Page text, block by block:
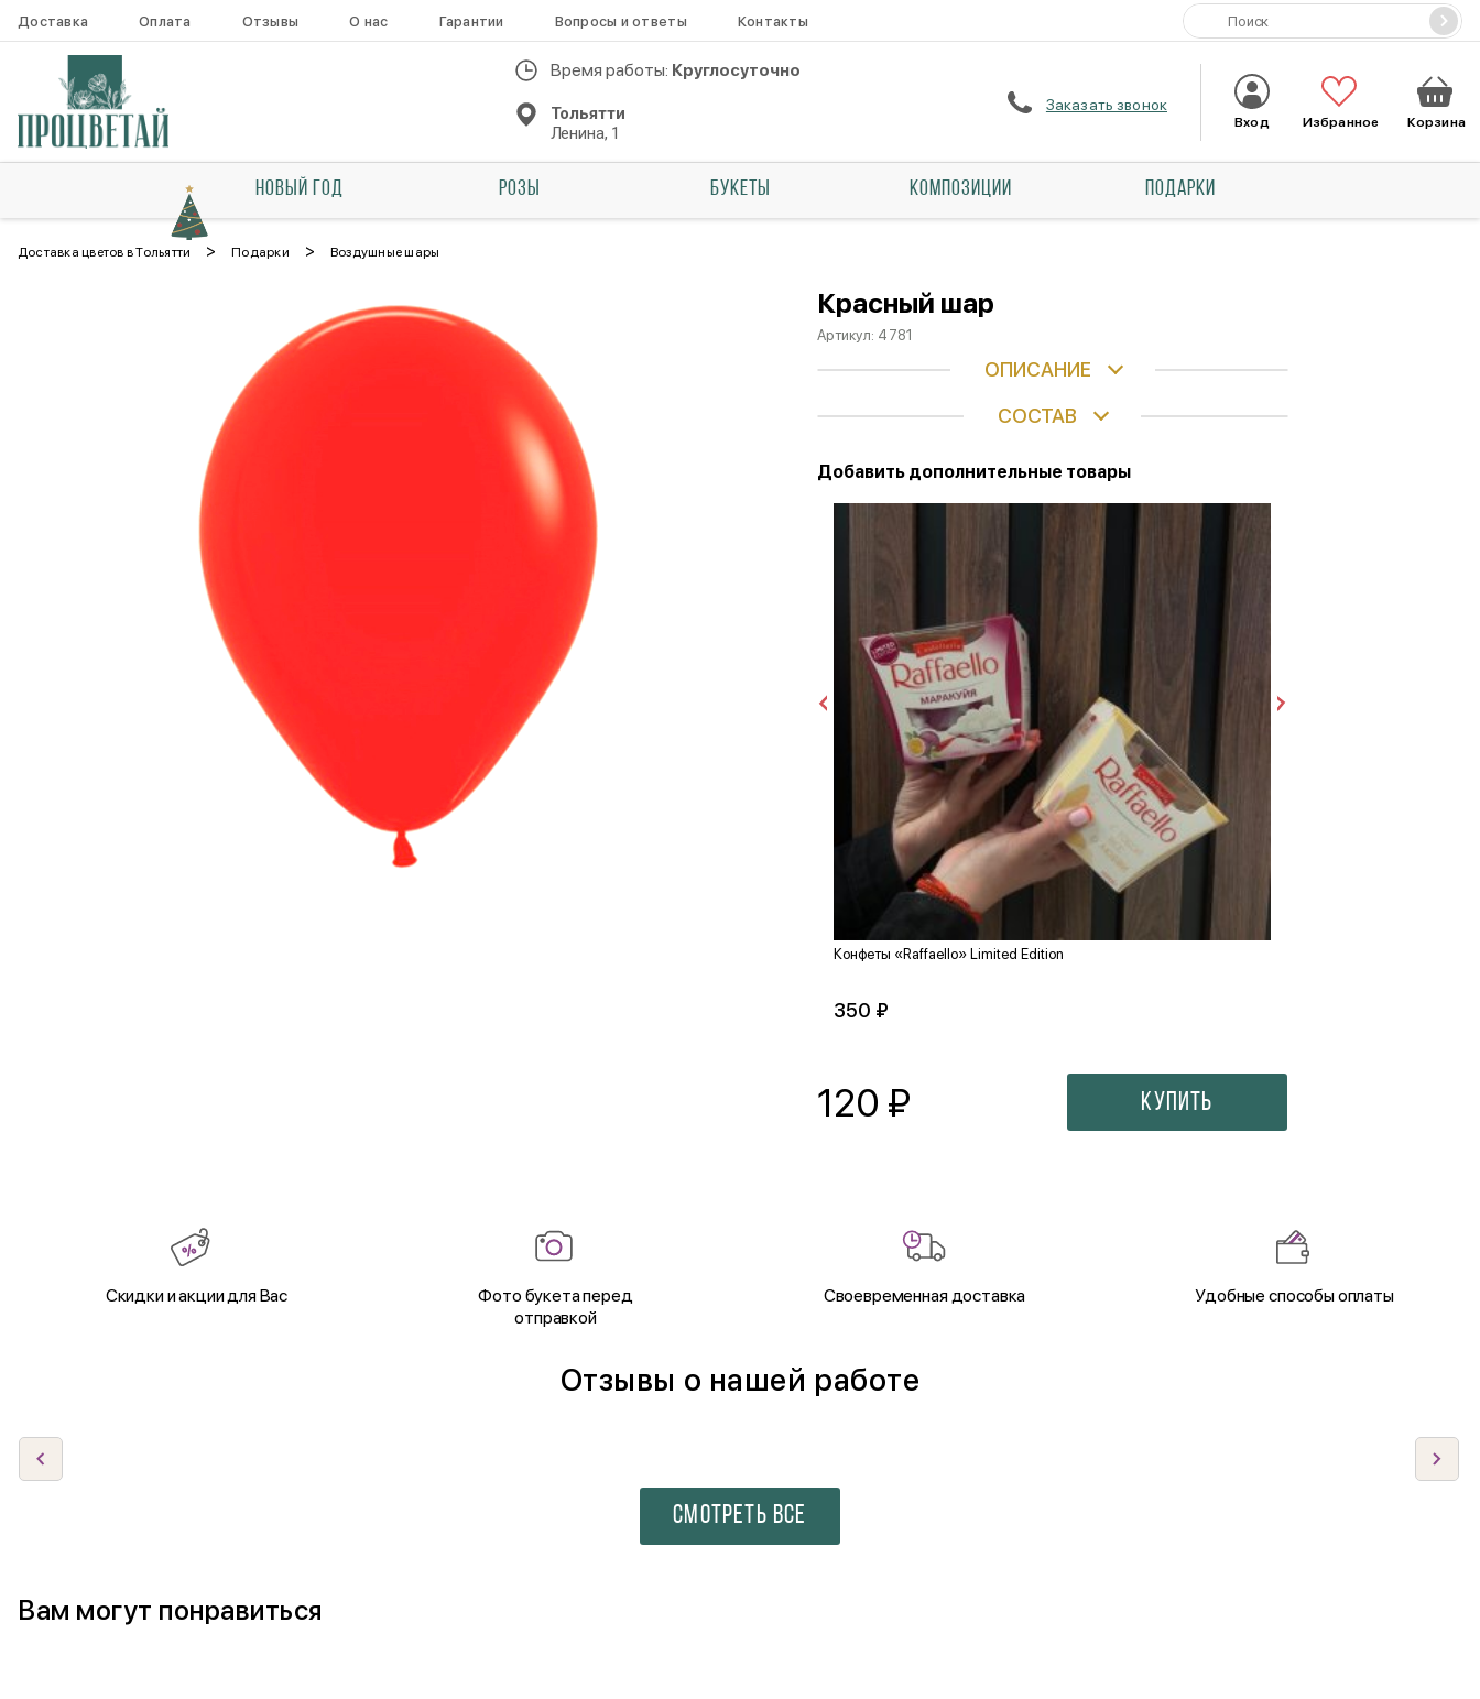
Доставка Оплата Отзывы О нас Гарантии Вопросы и ответы Контакты
Время работы: Круглосуточно
Тольятти
Ленина, 1
Заказать звонок
Вход Избранное Корзина
НОВЫЙ ГОД РОЗЫ БУКЕТЫ КОМПОЗИЦИИ ПОДАРКИ
Доставка цветов в Тольятти > Подарки > Воздушные шары
Красный шар
Артикул: 4781
ОПИСАНИЕ
СОСТАВ
Добавить дополнительные товары
Конфеты «Raffaello» Limited Edition
350 ₽
120 ₽ Купить
Скидки и акции для Вас
Фото букета перед
отправкой
Своевременная доставка Удобные способы оплаты
Отзывы о нашей работе
СМОТРЕТЬ ВСЕ
Вам могут понравиться